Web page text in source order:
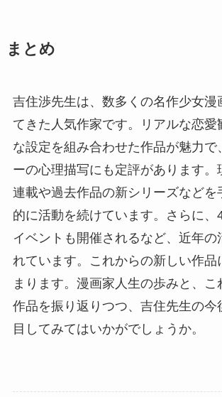
まとめ
吉住渉先生は、数多くの名作少女漫
てきた人気作家です。リアルな恋愛
な設定を組み合わせた作品が魅力で
ーの心理描写にも定評があります。
連載や過去作品の新シリーズなどを
的に活動を続けています。さらに、
イベントも開催されるなど、近年の
れています。これからの新しい作品
まります。漫画家人生の歩みと、こ
作品を振り返りつつ、吉住先生の今
目してみてはいかがでしょうか。